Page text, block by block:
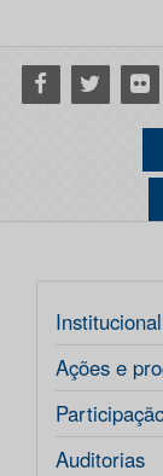
Facebook
Twitter Flickr
Institucional
Ações e
Auditorias